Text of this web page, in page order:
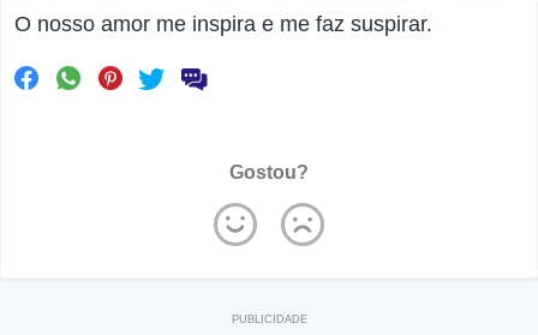
O nosso amor me inspira e me faz suspirar.
Gostou?